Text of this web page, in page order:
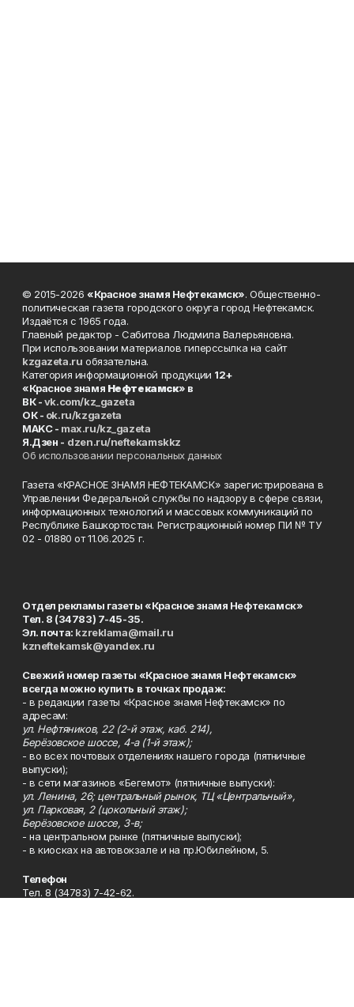
© 2015-2026 «Красное знамя Нефтекамск». Общественно-
политическая газета городского округа город Нефтекамск.
Издаётся с 1965 года.
Главный редактор - Сабитова Людмила Валерьяновна.
При использовании материалов гиперссылка на сайт
kzgazeta.ru обязательна.
Категория информационной продукции 12+
«Красное знамя Нефтекамск» в
ВК -vk.com/kz_gazeta
ОК - ok.ru/kzgazeta
MAKC - max.ru/kz_gazeta
Я.Дзен - dzen.ru/neftekamskkz
Об использовании персональных данных
Газета «КРАСНОЕ ЗНАМЯ НЕФТЕКАМСК» зарегистрирована в
Управлении Федеральной службы по надзору в сфере связи,
информационных технологий и массовых коммуникаций по
Республике Башкортостан. Регистрационный номер ПИ № ТУ
02 - 01880 от 11.06.2025 г.
Отдел рекламы газеты «Красное знамя Нефтекамск»
Тел. 8 (34783) 7-45-35.
Эл. почта: kzreklama@mail.ru
kzneftekamsk@yandex.ru
Свежий номер газеты «Красное знамя Нефтекамск»
всегда можно купить в точках продаж:
- в редакции газеты «Красное знамя Нефтекамск» по
адресам:
ул. Нефтяников, 22 (2-й этаж, каб. 214),
Берёзовское шоссе, 4-а (1-й этаж);
- во всех почтовых отделениях нашего города (пятничные
выпуски);
- в сети магазинов «Бегемот» (пятничные выпуски):
ул. Ленина, 26; центральный рынок, ТЦ «Центральный»,
ул. Парковая, 2 (цокольный этаж);
Берёзовское шоссе, 3-в;
- на центральном рынке (пятничные выпуски);
- в киосках на автовокзале и на пр.Юбилейном, 5.
Телефон
Тел. 8 (34783) 7-42-62.